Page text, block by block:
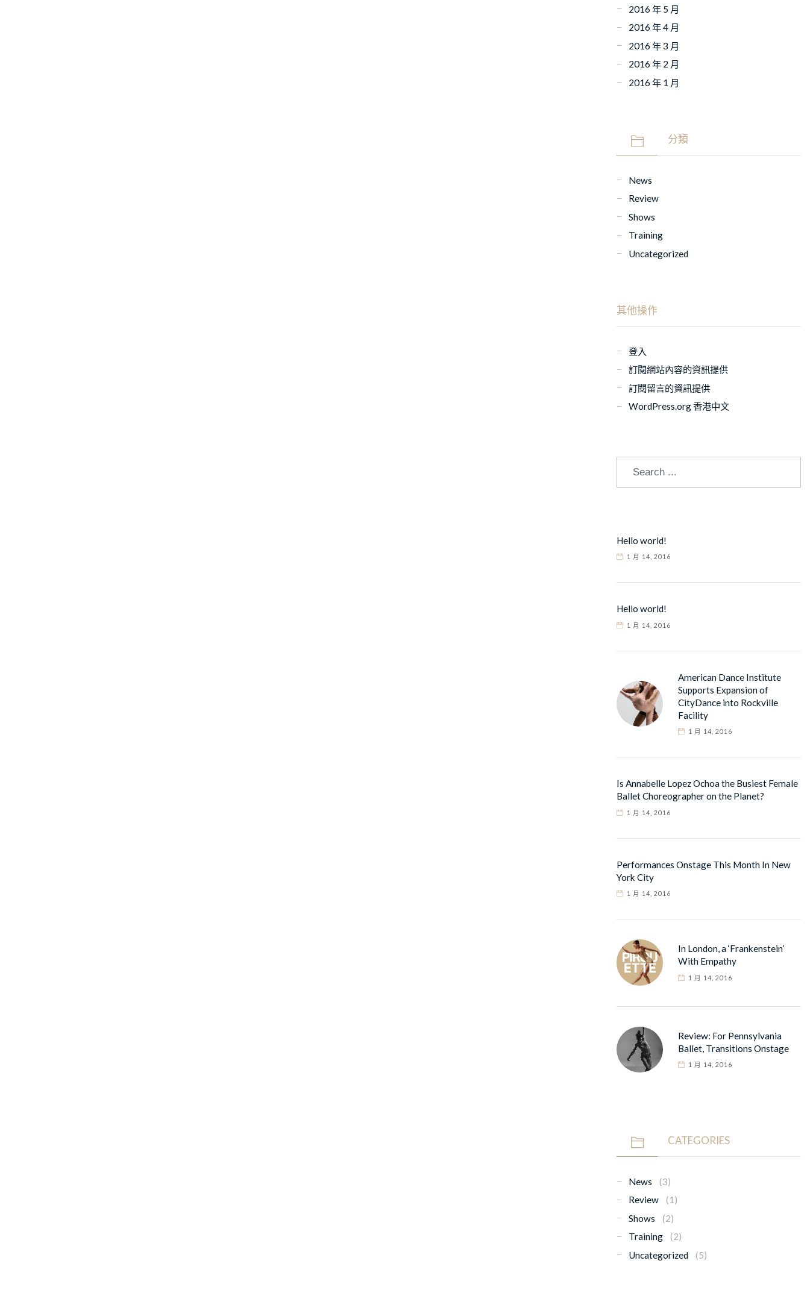
2016 年 5 月
2016 年 4 月
2016 年 3 月
2016 年 2 月
2016 年 1 月
分類
News
Review
Shows
Training
Uncategorized
其他操作
登入
訂閱網站內容的資訊提供
訂閱留言的資訊提供
WordPress.org 香港中文
Hello world!
1 月 14, 2016
Hello world!
1 月 14, 2016
American Dance Institute
Supports Expansion of
CityDance into Rockville
Facility
1 月 14, 2016
Is Annabelle Lopez Ochoa the Busiest Female
Ballet Choreographer on the Planet?
1 月 14, 2016
Performances Onstage This Month In New
York City
1 月 14, 2016
In London, a ‘Frankenstein’
With Empathy
1 月 14, 2016
Review: For Pennsylvania
Ballet, Transitions Onstage
1 月 14, 2016
CATEGORIES
News
(3)
Review
(1)
Shows
(2)
Training
(2)
Uncategorized
(5)